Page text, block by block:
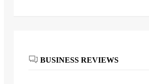
BUSINESS REVIEWS